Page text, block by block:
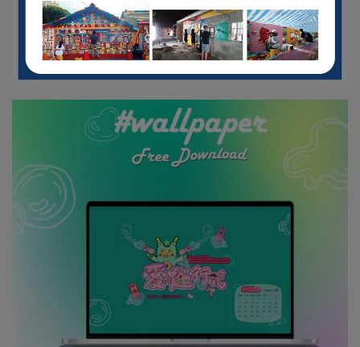
Free Download
【點擊照片直接下載吧!】 Free Download免⋯
閱讀更多 ->